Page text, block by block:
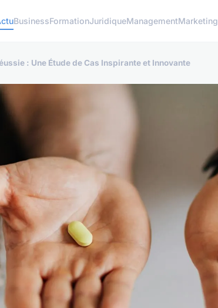
BusinessFormationJuridiqueManagementMarketing
: Une Étude de Cas Inspirante et Innovante